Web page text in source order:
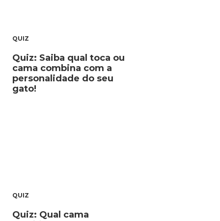
QUIZ
Quiz: Saiba qual toca ou
cama combina com a
personalidade do seu
gato!
QUIZ
Quiz: Qual cama